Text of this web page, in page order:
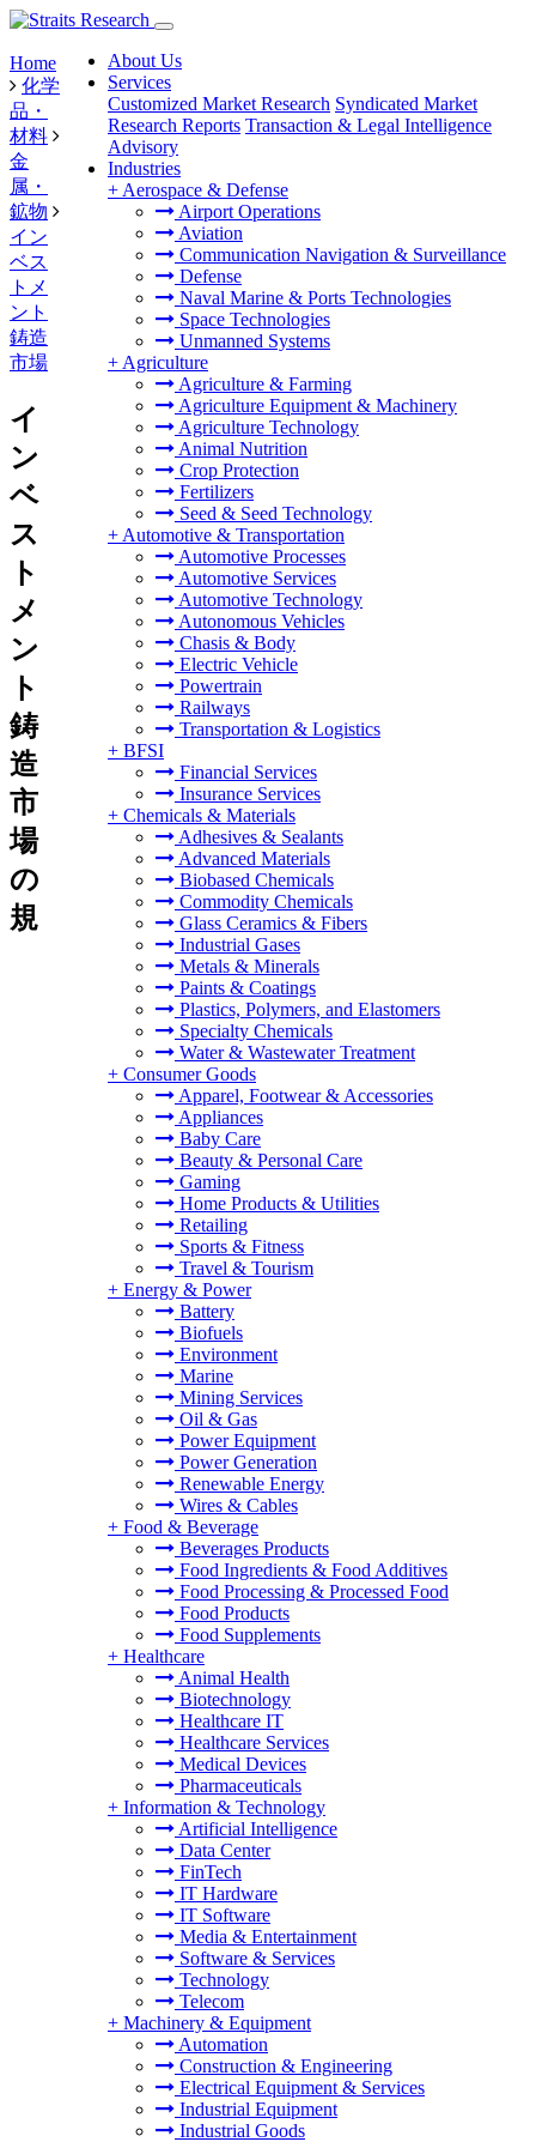
About Us
Services
Customized Market Research Syndicated Market
Research Reports Transaction & Legal Intelligence
Advisory
Industries
+ Aerospace & Defense
Airport Operations
Aviation
Communication Navigation & Surveillance
Defense
Naval Marine & Ports Technologies
Space Technologies
Unmanned Systems
+ Agriculture
Agriculture & Farming
Agriculture Equipment & Machinery
Agriculture Technology
Animal Nutrition
Crop Protection
Fertilizers
Seed & Seed Technology
+ Automotive & Transportation
Automotive Processes
Automotive Services
Automotive Technology
Autonomous Vehicles
Chasis & Body
Electric Vehicle
Powertrain
Railways
Transportation & Logistics
+ BFSI
Financial Services
Insurance Services
+ Chemicals & Materials
Adhesives & Sealants
Advanced Materials
Biobased Chemicals
Commodity Chemicals
Glass Ceramics & Fibers
Industrial Gases
Metals & Minerals
Paints & Coatings
Plastics, Polymers, and Elastomers
Specialty Chemicals
Water & Wastewater Treatment
+ Consumer Goods
Apparel, Footwear & Accessories
Appliances
Baby Care
Beauty & Personal Care
Gaming
Home Products & Utilities
Retailing
Sports & Fitness
Travel & Tourism
+ Energy & Power
Battery
Biofuels
Environment
Marine
Mining Services
Oil & Gas
Power Equipment
Power Generation
Renewable Energy
Wires & Cables
+ Food & Beverage
Beverages Products
Food Ingredients & Food Additives
Food Processing & Processed Food
Food Products
Food Supplements
+ Healthcare
Animal Health
Biotechnology
Healthcare IT
Healthcare Services
Medical Devices
Pharmaceuticals
+ Information & Technology
Artificial Intelligence
Data Center
FinTech
IT Hardware
IT Software
Media & Entertainment
Software & Services
Technology
Telecom
+ Machinery & Equipment
Automation
Construction & Engineering
Electrical Equipment & Services
Industrial Equipment
Industrial Goods
Home
化学
品・
材料
金
属・
鉱物
イン
ベス
トメ
ント
鋳造
市場
イ
ン
ベ
ス
ト
メ
ン
ト
鋳
造
市
場
の
規